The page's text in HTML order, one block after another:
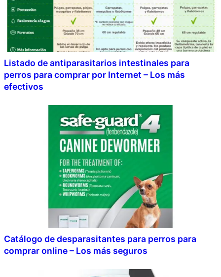
Listado de antiparasitarios intestinales para
perros para comprar por Internet – Los más
efectivos
Catálogo de desparasitantes para perros para
comprar online – Los más seguros